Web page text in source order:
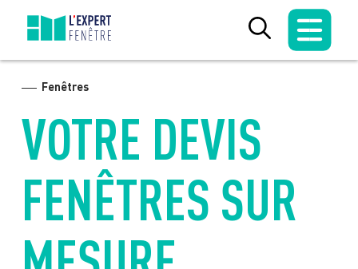
content
Fenêtres
VOTRE DEVIS
FENÊTRES SUR